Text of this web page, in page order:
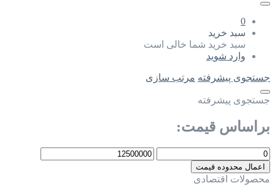
0
سبد خرید
سبد خرید شما خالی است
وارد شوید
جستجوی پیشرفته مرتب سازی
جستجوی پیشرفته
براساس قیمت:
اعمال محدوده قیمت
محصولات اقتصادی